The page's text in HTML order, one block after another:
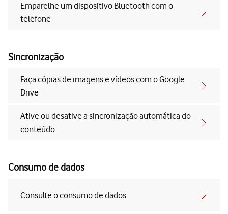
Emparelhe um dispositivo Bluetooth com o
telefone
Sincronização
Faça cópias de imagens e vídeos com o Google
Drive
Ative ou desative a sincronização automática do
conteúdo
Consumo de dados
Consulte o consumo de dados